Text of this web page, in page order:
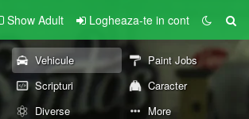
Show Adult Logheaza-te in cont
Vehicule
Paint Jobs
Scripturi
Caracter
Diverse More